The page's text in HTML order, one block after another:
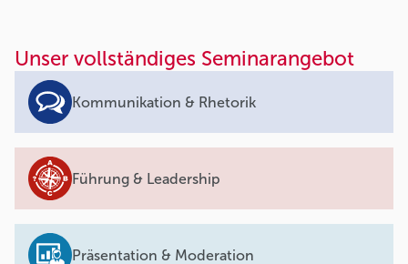
Unser vollständiges Seminarangebot
Kommunikation & Rhetorik
Führung & Leadership
Präsentation & Moderation